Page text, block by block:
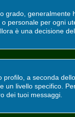
personale per ogni
è una decisione
a seconda
livello specifico.
dei tuoi messaggi.